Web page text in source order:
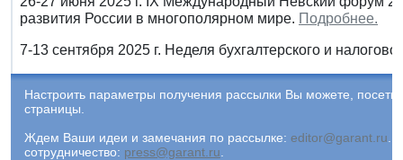
развития России в многополярном мире. Подробнее.
7-13 сентября 2025 г. Неделя бухгалтерского и
Настроить параметры получения рассылки Вы можете,
страницы.
Ждем Ваши идеи и замечания по рассылке: editor@garant.ru
сотрудничество: press@garant.ru